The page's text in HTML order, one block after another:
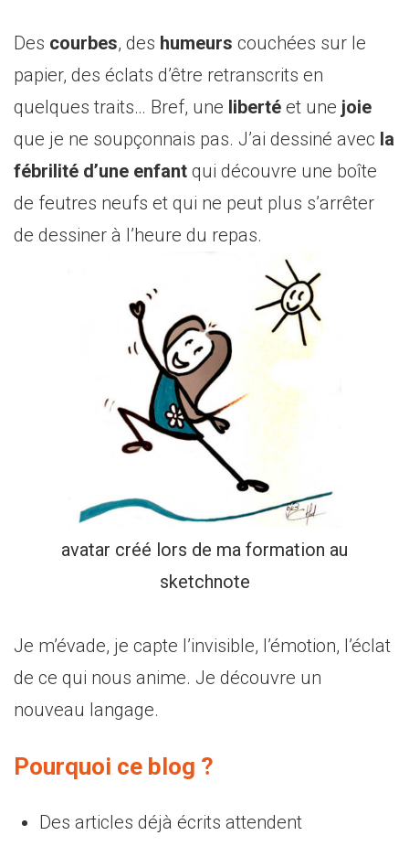
Des courbes, des humeurs couchées sur le
papier, des éclats d’être retranscrits en
quelques traits… Bref, une liberté et une joie
que je ne soupçonnais pas. J’ai dessiné avec la
fébrilité d’une enfant qui découvre une boîte
de feutres neufs et qui ne peut plus s’arrêter
de dessiner à l’heure du repas.
avatar créé lors de ma formation au
sketchnote
Je m’évade, je capte l’invisible, l’émotion, l’éclat
de ce qui nous anime. Je découvre un
nouveau langage.
Pourquoi ce blog ?
Des articles déjà écrits attendent